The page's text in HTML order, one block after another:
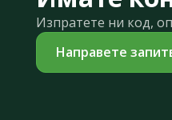
Изпратете ни код,
Направете